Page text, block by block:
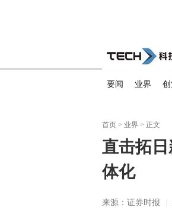
要闻 业界 创
首页 > 业界 > 正文
直击拓
体化
来源：证券时报